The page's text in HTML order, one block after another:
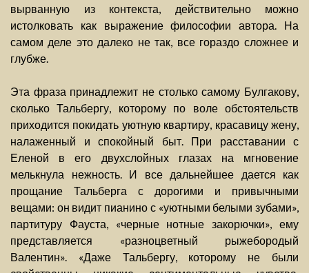
вырванную из контекста, действительно можно
истолковать как выражение философии автора. На
самом деле это далеко не так, все гораздо сложнее и
глубже.
Эта фраза принадлежит не столько самому Булгакову,
сколько Тальбергу, которому по воле обстоятельств
приходится покидать уютную квартиру, красавицу жену,
налаженный и спокойный быт. При расставании с
Еленой в его двухслойных глазах на мгновение
мелькнула нежность. И все дальнейшее дается как
прощание Тальберга с дорогими и привычными
вещами: он видит пианино с «уютными белыми зубами»,
партитуру Фауста, «черные нотные закорючки», ему
представляется «разноцветный рыжебородый
Валентин». «Даже Тальбергу, которому не были